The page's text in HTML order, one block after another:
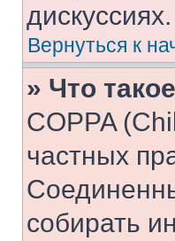
дискуссиях.
Вернуться к
» Что
COPPA
частных
собирать